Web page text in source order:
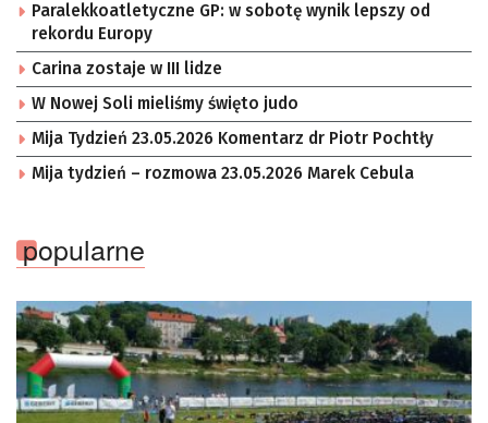
Paralekkoatletyczne GP: w sobotę wynik lepszy od
rekordu Europy
Carina zostaje w III lidze
W Nowej Soli mieliśmy święto judo
Mija Tydzień 23.05.2026 Komentarz dr Piotr Pochtły
Mija tydzień – rozmowa 23.05.2026 Marek Cebula
popularne